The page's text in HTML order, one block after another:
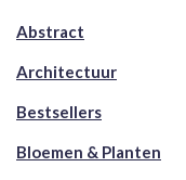
Abstract
Architectuur
Bestsellers
Bloemen & Planten